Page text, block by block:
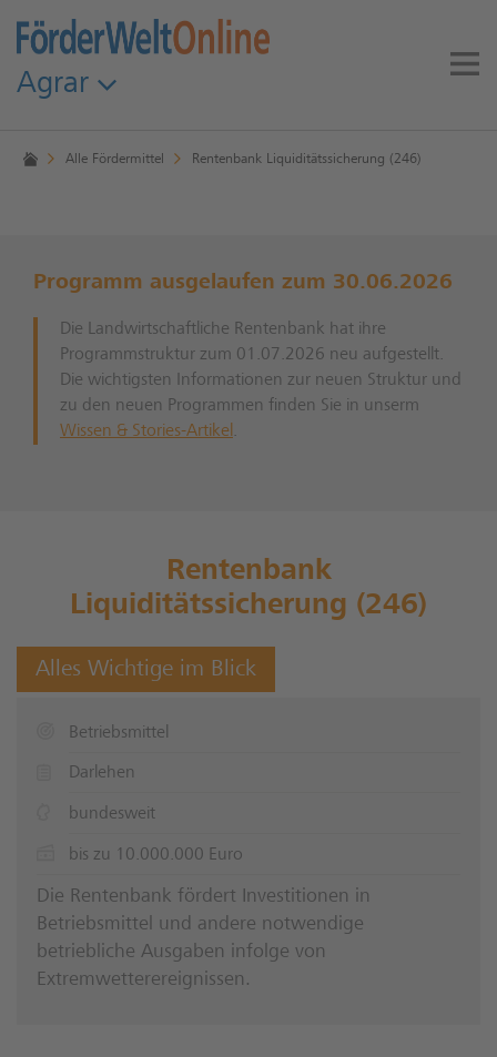
Agrar
Alle Fördermittel Rentenbank Liquiditätssicherung (246)
Programm ausgelaufen zum 30.06.2026
Die Landwirtschaftliche Rentenbank hat ihre
Programmstruktur zum 01.07.2026 neu aufgestellt.
Die wichtigsten Informationen zur neuen Struktur und
zu den neuen Programmen finden Sie in unserm
Wissen & Stories-Artikel .
Rentenbank
Liquiditätssicherung (246)
Alles Wichtige im Blick
Betriebsmittel
Darlehen
bundesweit
bis zu 10.000.000 Euro
Die Rentenbank fördert Investitionen in
Betriebsmittel und andere notwendige
betriebliche Ausgaben infolge von
Extremwetterereignissen.